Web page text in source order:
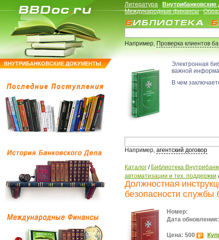
ВНУТРИБАНКОВСКИЕ ДОКУМЕНТЫ
Литература
Международные финансы
Например,Проверка клиентов
Электронная
важной
В чем
Например, агентский договор
Каталог / Библиотека
автоматизации и тех. поддержки
Должностная
безопасности службы
Номер:
Дата обновления:
Цена: 500